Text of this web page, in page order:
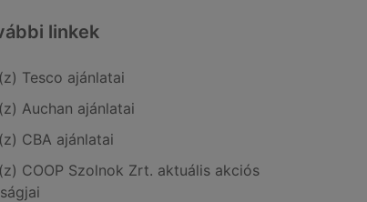
linkek
Tesco ajánlatai
Auchan ajánlatai
CBA ajánlatai
COOP Szolnok Zrt. aktuális akciós